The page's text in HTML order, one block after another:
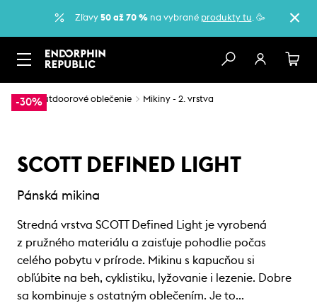
Zľavy 50 až 70 %na vybrané produkty tu. 🥳
-30%
… Outdoorové oblečenie Mikiny - 2. vrstva
SCOTT DEFINED LIGHT
Pánská mikina
Stredná vrstva SCOTT Defined Light je vyrobená
z pružného materiálu a zaisťuje pohodlie počas
celého pobytu v prírode. Mikinu s kapucňou si
obľúbite na beh, cyklistiku, lyžovanie i lezenie. Dobre
sa kombinuje s ostatným oblečením. Je to…